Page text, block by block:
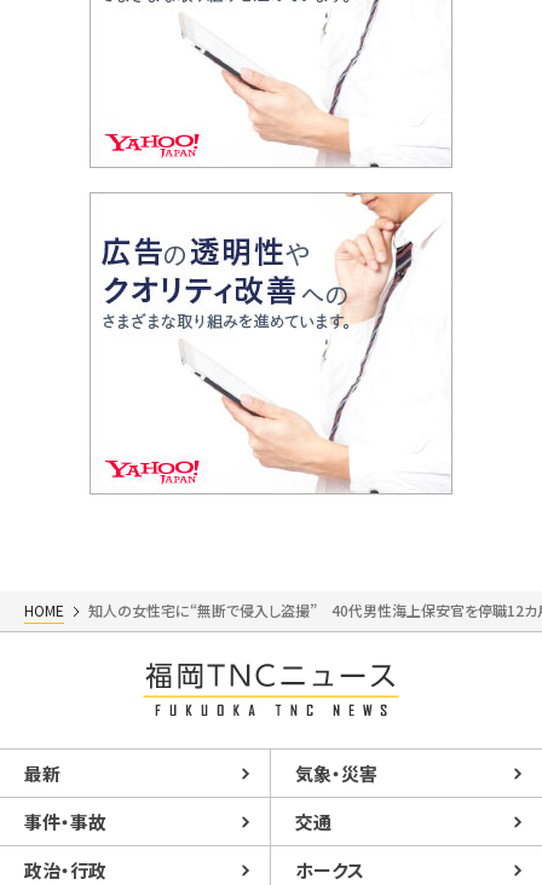
HOME 知人の女性宅に“無断で侵入し盗撮” 40代男性海上保安官を停職12
最新
気象・災害
事件・事故
交通
政治・行政
ホークス